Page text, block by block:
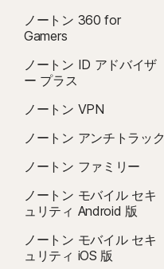
ノートン 360 for
Gamers
ノートン ID アドバイザ
ー プラス
ノートン VPN
ノートン アンチトラック
ノートン ファミリー
ノートン モバイル セキ
ュリティ Android 版
ノートン モバイル セキ
ュリティ iOS 版